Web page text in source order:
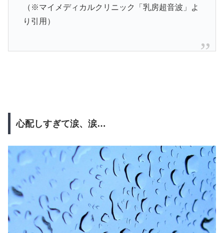
（※マイメディカルクリニック「乳房超音波」よ
り引用）
心配しすぎて涙、涙…